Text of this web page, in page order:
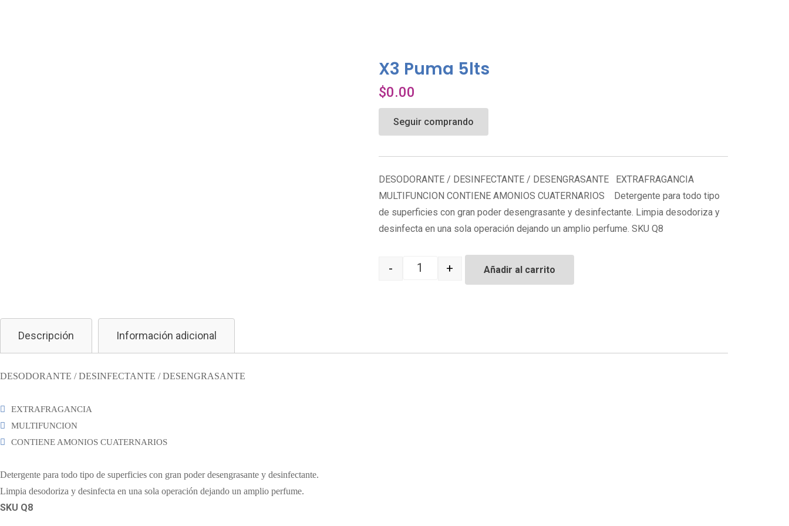
X3 Puma 5lts
$0.00
Seguir comprando
DESODORANTE / DESINFECTANTE / DESENGRASANTE EXTRAFRAGANCIA
MULTIFUNCION CONTIENE AMONIOS CUATERNARIOS Detergente para todo tipo
de superficies con gran poder desengrasante y desinfectante. Limpia desodoriza y
desinfecta en una sola operación dejando un amplio perfume. SKU Q8
Quantity
- + Añadir al carrito
Descripción Información adicional
DESODORANTE / DESINFECTANTE / DESENGRASANTE
EXTRAFRAGANCIA
MULTIFUNCION
CONTIENE AMONIOS CUATERNARIOS
Detergente para todo tipo de superficies con gran poder desengrasante y desinfectante.
Limpia desodoriza y desinfecta en una sola operación dejando un amplio perfume.
SKU Q8